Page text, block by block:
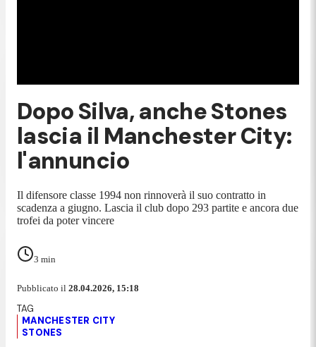
Dopo Silva, anche Stones
lascia il Manchester City:
l'annuncio
Il difensore classe 1994 non rinnoverà il suo contratto in
scadenza a giugno. Lascia il club dopo 293 partite e ancora due
trofei da poter vincere
3 min
Pubblicato il 28.04.2026, 15:18
MANCHESTER CITY
STONES